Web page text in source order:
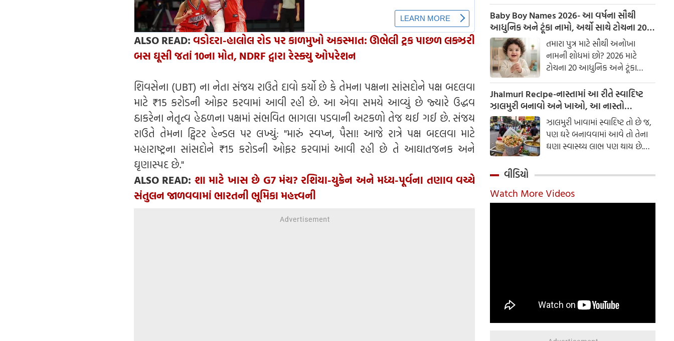
ALSO READ:વડોદરા-હાલોલ રોડ પર કાળમુખો અકસ્માત: ઊભેલી ટ્રક પાછળ લક્ઝરી
બસ ઘૂસી જતાં 10ના મોત, NDRF દ્વારા રેસ્ક્યુ ઓપરેશન
શિવસેના (UBT) ના નેતા સંજય રાઉતે દાવો કર્યો છે કે તેમના પક્ષના સાંસદોને પક્ષ બદલવા
માટે ₹15 કરોડની ઓફર કરવામાં આવી રહી છે. આ એવા સમયે આવ્યું છે જ્યારે ઉદ્ધવ
ઠાકરેના નેતૃત્વ હેઠળના પક્ષમાં સંભવિત ભાગલા પડવાની અટકળો તેજ થઈ ગઈ છે. સંજય
રાઉતે તેમના ટ્વિટર હેન્ડલ પર લખ્યું: "મારું સ્વપ્ન, પૈસા! આજે રાત્રે પક્ષ બદલવા માટે
મહારાષ્ટ્રના સાંસદોને ₹15 કરોડની ઓફર કરવામાં આવી રહી છે તે આઘાતજનક અને
ઘૃણાસ્પદ છે."
ALSO READ: શા માટે ખાસ છે G7 મંચ? રશિયા-યુક્રેન અને મધ્ય-પૂર્વના તણાવ વચ્ચે
સંતુલન જાળવવામાં ભારતની ભૂમિકા મહત્ત્વની
અને અંદરથી અતિ નરમ છે. મસાલા
અને ક્રીમી ટેક્સચરનું સંપૂર્ણ મિશ્રણ
તેને બધી ઉંમરના લોકોમાં પ્રિય
બનાવે છે.
Baby Boy Names 2026- આ વર્ષના સૌથી
આધુનિક અને ટૂંકા નામો, અર્થો સાથે ટોચના 20
નામોની યાદી જુઓ.તમારા પુત્ર માટે સૌથી અનોખા
નામની શોધમાં છો? 2026 માટે
ટોચના 20 આધુનિક અને ટૂંકા
બાળક છોકરાના નામોની યાદી
તપાસો, અર્થો સાથે, જે તમારા
બાળકને એક સુંદર ઓળખ આપશે.
Jhalmuri Recipe-નાસ્તામાં આ રીતે સ્વાદિષ્ટ
ઝાલમુરી બનાવો અને ખાઓ, આ નાસ્તો
મસાલેદાર અને સ્વાદિષ્ટ છે.ઝાલમુરી ખાવામાં સ્વાદિષ્ટ તો છે જ,
પણ ઘરે બનાવવામાં આવે તો તેના
ઘણા સ્વાસ્થ્ય લાભ પણ થાય છે.
વીડિયો
Watch More Videos